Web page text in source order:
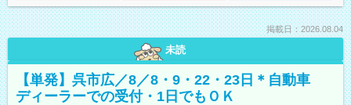
掲載日：2026.08.04
未読
【単発】呉市広／8／8・9・22・23日＊自動車
ディーラーでの受付・1日でもＯＫ